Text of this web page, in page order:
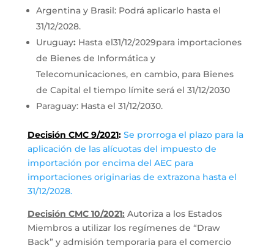
Argentina y Brasil: Podrá aplicarlo hasta el
31/12/2028.
Uruguay: Hasta el31/12/2029para importaciones
de Bienes de Informática y
Telecomunicaciones, en cambio, para Bienes
de Capital el tiempo límite será el 31/12/2030
Paraguay: Hasta el 31/12/2030.
Decisión CMC 9/2021: Se prorroga el plazo para la
aplicación de las alícuotas del impuesto de
importación por encima del AEC para
importaciones originarias de extrazona hasta el
31/12/2028.
Decisión CMC 10/2021: Autoriza a los Estados
Miembros a utilizar los regímenes de “Draw
Back” y admisión temporaria para el comercio